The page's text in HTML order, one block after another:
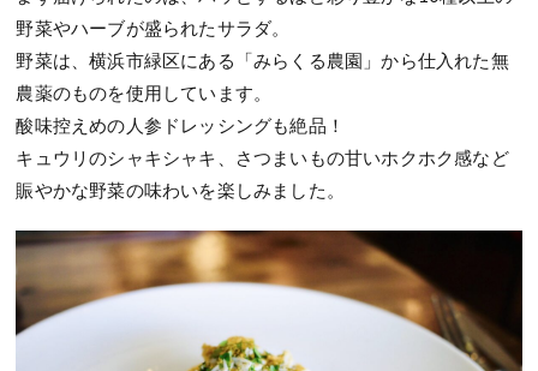
野菜やハーブが盛られたサラダ。
野菜は、横浜市緑区にある「みらくる農園」から仕入れた無
農薬のものを使用しています。
酸味控えめの人参ドレッシングも絶品！
キュウリのシャキシャキ、さつまいもの甘いホクホク感など
賑やかな野菜の味わいを楽しみました。